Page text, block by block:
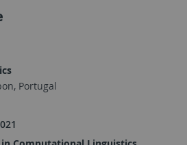
Portugal